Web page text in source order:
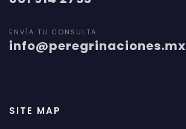
ENVÍA TU CONSULTA:
info@peregrinaciones.mx
SITE MAP